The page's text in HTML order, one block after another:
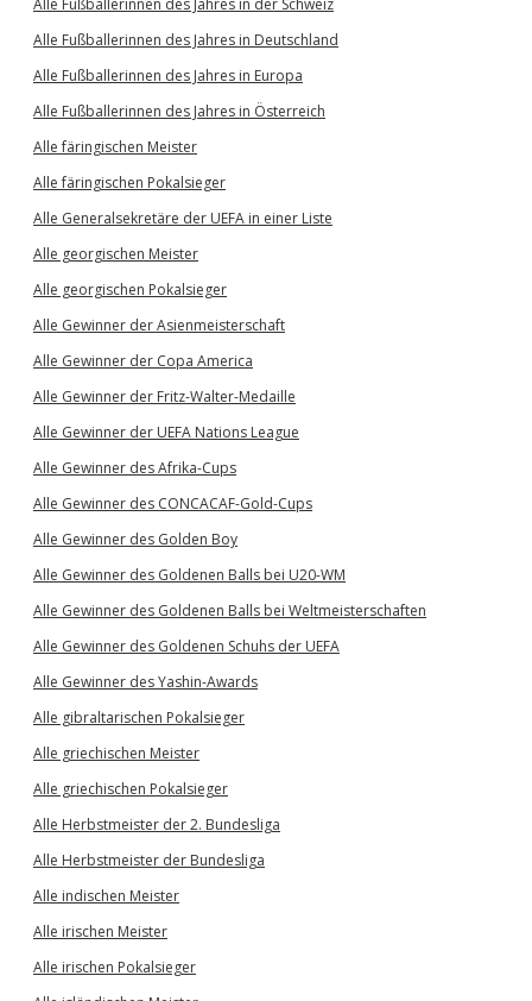
Alle Fußballerinnen des Jahres in der Schweiz
Alle Fußballerinnen des Jahres in Deutschland
Alle Fußballerinnen des Jahres in Europa
Alle Fußballerinnen des Jahres in Österreich
Alle färingischen Meister
Alle färingischen Pokalsieger
Alle Generalsekretäre der UEFA in einer Liste
Alle georgischen Meister
Alle georgischen Pokalsieger
Alle Gewinner der Asienmeisterschaft
Alle Gewinner der Copa America
Alle Gewinner der Fritz-Walter-Medaille
Alle Gewinner der UEFA Nations League
Alle Gewinner des Afrika-Cups
Alle Gewinner des CONCACAF-Gold-Cups
Alle Gewinner des Golden Boy
Alle Gewinner des Goldenen Balls bei U20-WM
Alle Gewinner des Goldenen Balls bei Weltmeisterschaften
Alle Gewinner des Goldenen Schuhs der UEFA
Alle Gewinner des Yashin-Awards
Alle gibraltarischen Pokalsieger
Alle griechischen Meister
Alle griechischen Pokalsieger
Alle Herbstmeister der 2. Bundesliga
Alle Herbstmeister der Bundesliga
Alle indischen Meister
Alle irischen Meister
Alle irischen Pokalsieger